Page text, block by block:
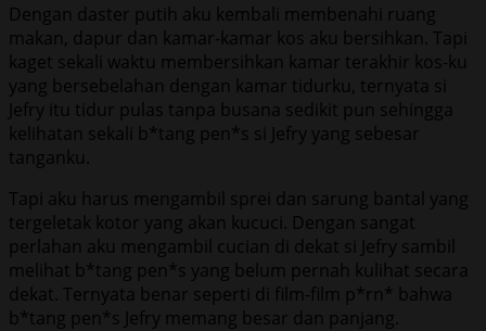
Dengan daster putih aku kembali membenahi ruang
makan, dapur dan kamar-kamar kos aku bersihkan. Tapi
kaget sekali waktu membersihkan kamar terakhir kos-ku
yang bersebelahan dengan kamar tidurku, ternyata si
Jefry itu tidur pulas tanpa busana sedikit pun sehingga
kelihatan sekali b*tang pen*s si Jefry yang sebesar
tanganku.
Tapi aku harus mengambil sprei dan sarung bantal yang
tergeletak kotor yang akan kucuci. Dengan sangat
perlahan aku mengambil cucian di dekat si Jefry sambil
melihat b*tang pen*s yang belum pernah kulihat secara
dekat. Ternyata benar seperti di film-film p*rn* bahwa
b*tang pen*s Jefry memang besar dan panjang.